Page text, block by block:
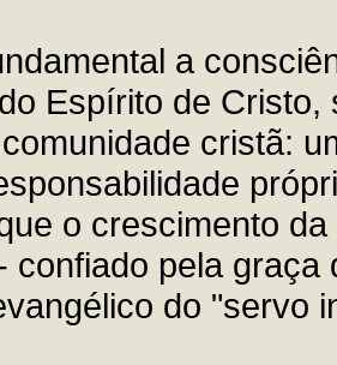
a
Espírito de
cristã:
o crescimento
confiado pela
do "servo